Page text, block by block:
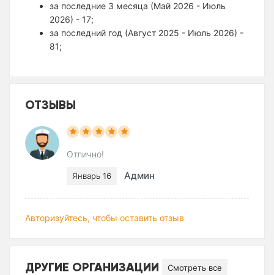
за последние 3 месяца (Май 2026 - Июль
2026) - 17;
за последний год (Август 2025 - Июль 2026) -
81;
ОТЗЫВЫ
Отлично!
Январь 16 Админ
Авторизуйтесь, чтобы оставить отзыв
ДРУГИЕ ОРГАНИЗАЦИИ Смотреть все